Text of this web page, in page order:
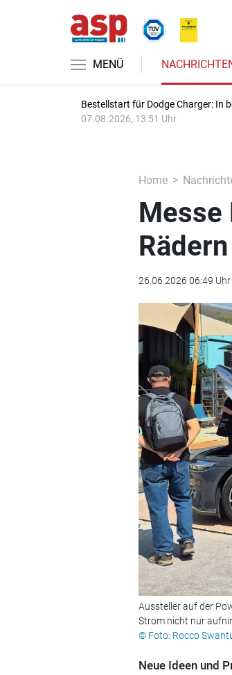
MENÜ
Bestellstart für Dodge Charger: In
07.08.2026, 13:51 Uhr
Home
Messe
Rädern
26.06.2026 06:49 Uhr
Aussteller auf der
Strom nicht nur
© Foto: Rocco
Neue Ideen und